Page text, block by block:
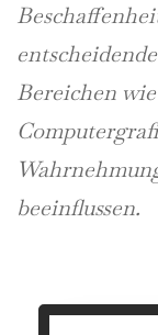
Bereichen
beeinflussen.